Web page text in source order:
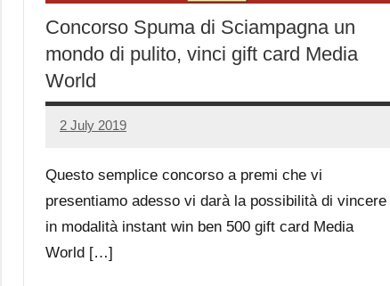
Concorso Spuma di Sciampagna un
mondo di pulito, vinci gift card Media
World
2 July 2019
Luca
Questo semplice concorso a premi che vi
presentiamo adesso vi darà la possibilità di vincere
in modalità instant win ben 500 gift card Media
World […]